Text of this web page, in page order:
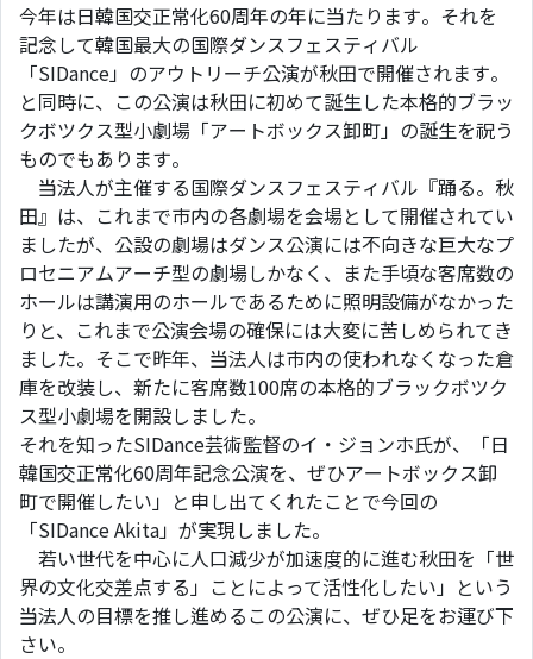
今年は日韓国交正常化60周年の年に当たります。それを
記念して韓国最大の国際ダンスフェスティバル
「SIDance」のアウトリーチ公演が秋田で開催されます。
と同時に、この公演は秋田に初めて誕生した本格的ブラッ
クボツクス型小劇場「アートボックス卸町」の誕生を祝う
ものでもあります。
当法人が主催する国際ダンスフェスティバル『踊る。秋
田』は、これまで市内の各劇場を会場として開催されてい
ましたが、公設の劇場はダンス公演には不向きな巨大なプ
ロセニアムアーチ型の劇場しかなく、また手頃な客席数の
ホールは講演用のホールであるために照明設備がなかった
りと、これまで公演会場の確保には大変に苦しめられてき
ました。そこで昨年、当法人は市内の使われなくなった倉
庫を改装し、新たに客席数100席の本格的ブラックボツク
ス型小劇場を開設しました。
それを知ったSIDance芸術監督のイ・ジョンホ氏が、「日
韓国交正常化60周年記念公演を、ぜひアートボックス卸
町で開催したい」と申し出てくれたことで今回の
「SIDance Akita」が実現しました。
若い世代を中心に人口減少が加速度的に進む秋田を「世
界の文化交差点する」ことによって活性化したい」という
当法人の目標を推し進めるこの公演に、ぜひ足をお運び下
さい。